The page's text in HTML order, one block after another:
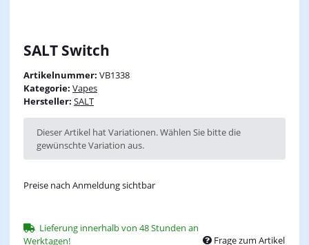
SALT Switch
Artikelnummer: VB1338
Kategorie: Vapes
Hersteller: SALT
x
Dieser Artikel hat Variationen. Wählen Sie bitte die
gewünschte Variation aus.
Preise nach Anmeldung sichtbar
Lieferung innerhalb von 48 Stunden an
Werktagen!
Frage zum Artikel